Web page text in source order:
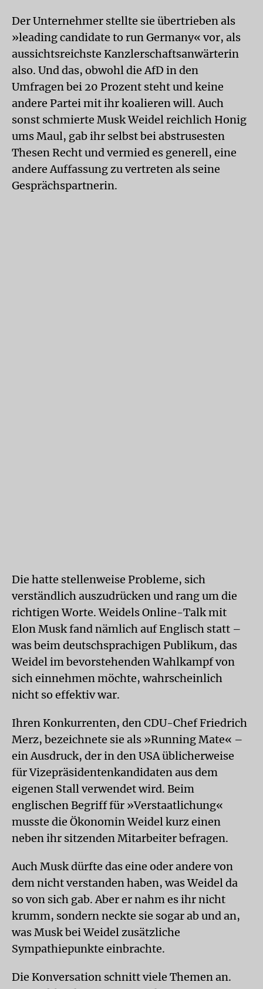
Der Unternehmer stellte sie übertrieben als
»leading candidate to run Germany« vor, als
aussichtsreichste Kanzlerschaftsanwärterin
also. Und das, obwohl die AfD in den
Umfragen bei 20 Prozent steht und keine
andere Partei mit ihr koalieren will. Auch
sonst schmierte Musk Weidel reichlich Honig
ums Maul, gab ihr selbst bei abstrusesten
Thesen Recht und vermied es generell, eine
andere Auffassung zu vertreten als seine
Gesprächspartnerin.
Die hatte stellenweise Probleme, sich
verständlich auszudrücken und rang um die
richtigen Worte. Weidels Online-Talk mit
Elon Musk fand nämlich auf Englisch statt –
was beim deutschsprachigen Publikum, das
Weidel im bevorstehenden Wahlkampf von
sich einnehmen möchte, wahrscheinlich
nicht so effektiv war.
Ihren Konkurrenten, den CDU-Chef Friedrich
Merz, bezeichnete sie als »Running Mate« –
ein Ausdruck, der in den USA üblicherweise
für Vizepräsidentenkandidaten aus dem
eigenen Stall verwendet wird. Beim
englischen Begriff für »Verstaatlichung«
musste die Ökonomin Weidel kurz einen
neben ihr sitzenden Mitarbeiter befragen.
Auch Musk dürfte das eine oder andere von
dem nicht verstanden haben, was Weidel da
so von sich gab. Aber er nahm es ihr nicht
krumm, sondern neckte sie sogar ab und an,
was Musk bei Weidel zusätzliche
Sympathiepunkte einbrachte.
Die Konversation schnitt viele Themen an.